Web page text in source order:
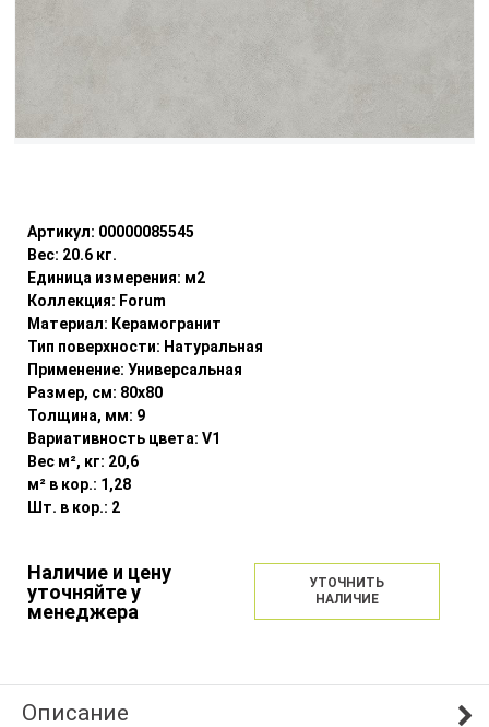
Артикул: 00000085545
Вес: 20.6 кг.
Единица измерения: м2
Коллекция: Forum
Материал: Керамогранит
Тип поверхности: Натуральная
Применение: Универсальная
Размер, см: 80x80
Толщина, мм: 9
Вариативность цвета: V1
Вес м², кг: 20,6
м² в кор.: 1,28
Шт. в кор.: 2
Наличие и цену
уточняйте у
менеджера
УТОЧНИТЬ
НАЛИЧИЕ
Описание